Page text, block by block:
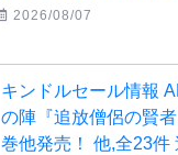
2026/08/07
キンドルセール情報
の陣『追放僧侶の賢
巻他発売！ 他,全23件 追加されまし